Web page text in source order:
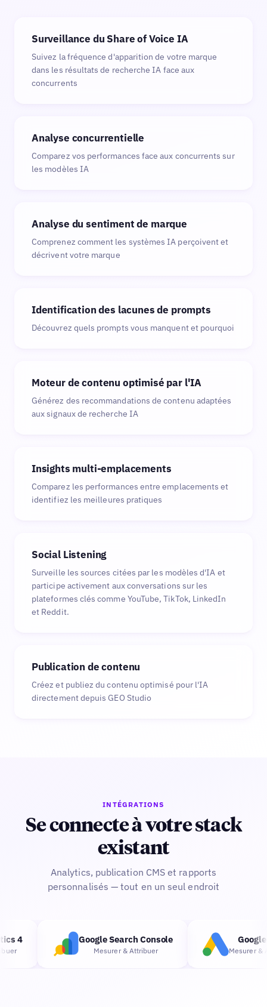
Surveillance du Share of Voice IA
Suivez la fréquence d'apparition de votre marque
dans les résultats de recherche IA face aux
concurrents
Analyse concurrentielle
Comparez vos performances face aux concurrents sur
les modèles IA
Analyse du sentiment de marque
Comprenez comment les systèmes IA perçoivent et
décrivent votre marque
Identification des lacunes de prompts
Découvrez quels prompts vous manquent et pourquoi
Moteur de contenu optimisé par l'IA
Générez des recommandations de contenu adaptées
aux signaux de recherche IA
Insights multi-emplacements
Comparez les performances entre emplacements et
identifiez les meilleures pratiques
Social Listening
Surveille les sources citées par les modèles d'IA et
participe activement aux conversations sur les
plateformes clés comme YouTube, TikTok, LinkedIn
et Reddit.
Publication de contenu
Créez et publiez du contenu optimisé pour l'IA
directement depuis GEO Studio
INTÉGRATIONS
Se connecte à votre stack
existant
Analytics, publication CMS et rapports
personnalisés — tout en un seul endroit
4 Google Search Console
Mesurer & Attribuer
Google
Mesurer &